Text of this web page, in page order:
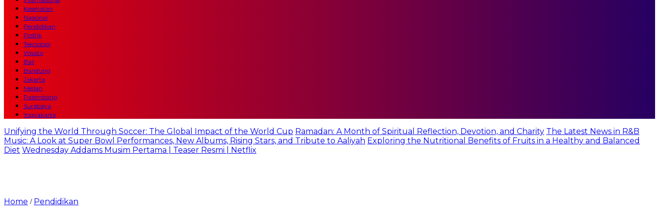
Kesehatan
Nasional
Pendidikan
Politik
Teknologi
Wisata
Bali
Bandung
Jakarta
Medan
Palembang
Surabaya
Yogyakarta
Unifying the World Through Soccer: The Global Impact of the World Cup Ramadan: A Month of Spiritual Reflection, Devotion, and Charity The Latest News in R&B
Music: A Look at Super Bowl Performances, New Albums, Rising Stars, and Tribute to Aaliyah Exploring the Nutritional Benefits of Fruits in a Healthy and Balanced
Diet Wednesday Addams Musim Pertama | Teaser Resmi | Netflix
Home / Pendidikan